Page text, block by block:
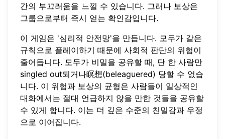
간의 부끄러움을 느낄 수 있습니다. 그러나 보상은
그룹으로부터 즉시 얻는 확인감입니다.
이 게임은 '심리적 안전망'을 만듭니다. 모두가 같은
규칙으로 플레이하기 때문에 사회적 판단의 위험이
줄어듭니다. 모두가 비밀을 공유할 때, 단 한 사람만
singled out되거나瞑想(beleaguered) 당할 수 없습
니다. 이 위험과 보상의 균형은 사람들이 일상적인
대화에서는 절대 언급하지 않을 만한 것들을 공유할
수 있게 합니다. 이는 더 깊은 수준의 친밀감과 우정
으로 이어집니다.